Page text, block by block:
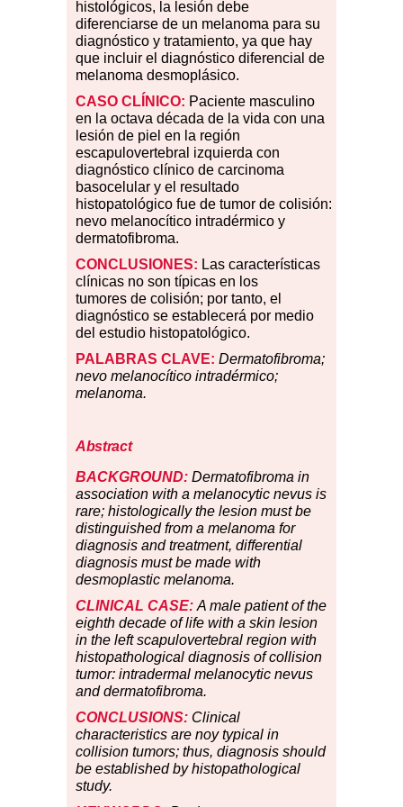
histológicos, la lesión debe
diferenciarse de un melanoma para su
diagnóstico y tratamiento, ya que hay
que incluir el diagnóstico diferencial de
melanoma desmoplásico.
CASO CLÍNICO: Paciente masculino
en la octava década de la vida con una
lesión de piel en la región
escapulovertebral izquierda con
diagnóstico clínico de carcinoma
basocelular y el resultado
histopatológico fue de tumor de colisión:
nevo melanocítico intradérmico y
dermatofibroma.
CONCLUSIONES: Las características
clínicas no son típicas en los
tumores de colisión; por tanto, el
diagnóstico se establecerá por medio
del estudio histopatológico.
PALABRAS CLAVE: Dermatofibroma;
nevo melanocítico intradérmico;
melanoma.
Abstract
BACKGROUND: Dermatofibroma in
association with a melanocytic nevus is
rare; histologically the lesion must be
distinguished from a melanoma for
diagnosis and treatment, differential
diagnosis must be made with
desmoplastic melanoma.
CLINICAL CASE: A male patient of the
eighth decade of life with a skin lesion
in the left scapulovertebral region with
histopathological diagnosis of collision
tumor: intradermal melanocytic nevus
and dermatofibroma.
CONCLUSIONS: Clinical
characteristics are noy typical in
collision tumors; thus, diagnosis should
be established by histopathological
study.